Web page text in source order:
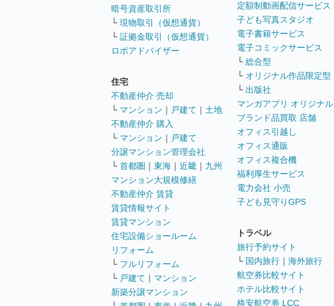
暗号資産取引所
└ 現物取引（仮想通貨）
└ 証拠金取引（仮想通貨）
ロボアドバイザー
住宅
不動産仲介 売却
└ マンション ｜ 戸建て ｜ 土地
不動産仲介 購入
└ マンション ｜ 戸建て
分譲マンション管理会社
└ 首都圏 ｜ 東海 ｜ 近畿 ｜ 九州
マンション大規模修繕
不動産仲介 賃貸
賃貸情報サイト
賃貸マンション
住宅設備ショールーム
リフォーム
└ フルリフォーム
└ 戸建て ｜ マンション
新築分譲マンション
定額制動画配信サービス
子ども写真スタジオ
電子書籍サービス
電子コミックサービス
└ 総合型
└ オリジナル作品限定型
└ 出版社
マンガアプリ オリジナル
ブランド品買取 店舗
オフィス引越し
オフィス通販
オフィス複合機
福利厚生サービス
電力会社 小売
子ども見守りGPS
トラベル
旅行予約サイト
└ 国内旅行 ｜ 海外旅行
航空券比較サイト
ホテル比較サイト
格安航空券 LCC